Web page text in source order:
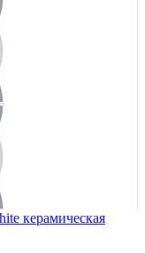
керамическая